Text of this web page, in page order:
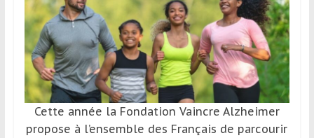
Cette année la Fondation Vaincre Alzheimer
propose à l’ensemble des Français de parcourir